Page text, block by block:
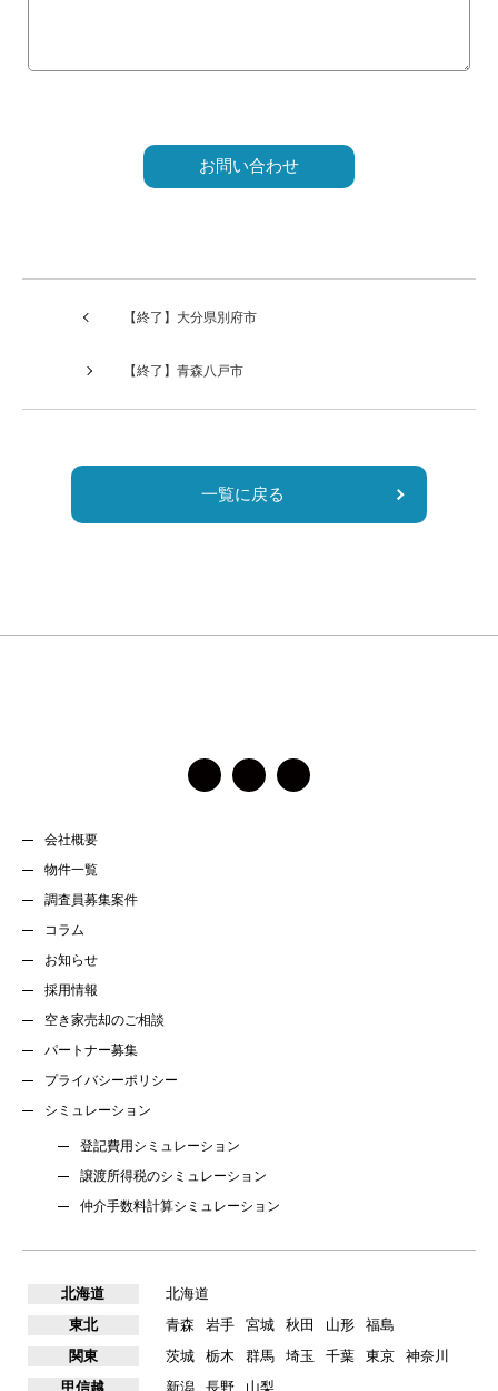
【終了】大分県別府市
【終了】青森八戸市
一覧に戻る
会社概要
物件一覧
調査員募集案件
コラム
お知らせ
採用情報
空き家売却のご相談
パートナー募集
プライバシーポリシー
シミュレーション
登記費用シミュレーション
譲渡所得税のシミュレーション
仲介手数料計算シミュレーション
北海道
北海道
東北
青森 岩手 宮城 秋田 山形
福島
関東
茨城 栃木 群馬 埼玉 千葉 東京
神奈川
甲信越
新潟 長野 山梨